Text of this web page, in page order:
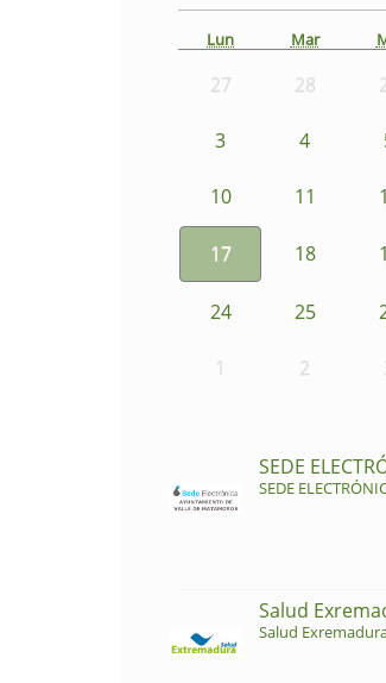
Lun Mar
27 28
3 4
10 11
17 18
24 25
1 2
SEDE
SEDE
Salud
Salud